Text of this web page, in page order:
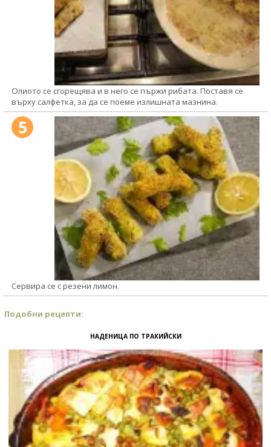
Олиото се сгорещява и в него се пържи рибата. Поставя се
върху салфетка, за да се поеме излишната мазнина.
5
Сервира се с резени лимон.
Подобни рецепти:
НАДЕНИЦА ПО ТРАКИЙСКИ